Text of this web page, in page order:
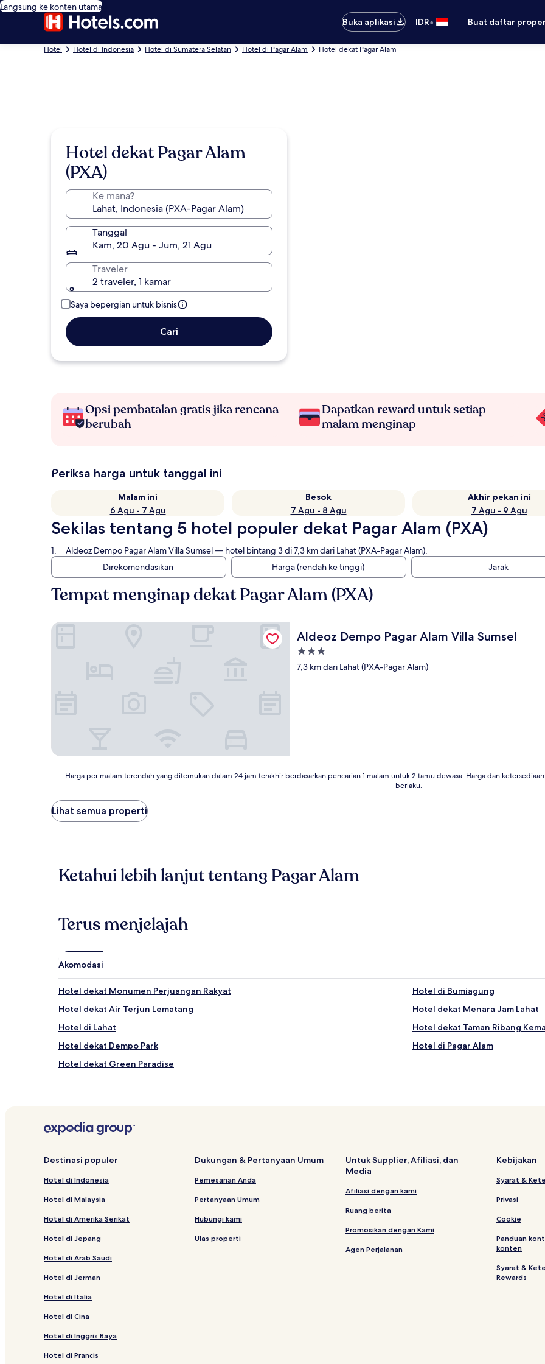
Langsung ke konten utama
Buka aplikasi
IDR• Buat daftar
Hotel Hotel di Indonesia Hotel di Sumatera Selatan Hotel di Pagar Alam Hotel dekat Pagar Alam
Hotel dekat Pagar Alam
(PXA)
Ke mana?
Tanggal
Kam, 20 Agu - Jum, 21 Agu
Traveler
2 traveler, 1 kamar
Saya bepergian untuk bisnis
Cari
Opsi pembatalan gratis jika rencana
berubah
Dapatkan reward untuk setiap
malam menginap
Periksa harga untuk tanggal ini
Malam ini
6 Agu - 7 Agu
Besok
7 Agu - 8 Agu
Akhir pekan ini
7 Agu - 9 Agu
Sekilas tentang 5 hotel populer dekat Pagar Alam (PXA)
Aldeoz Dempo Pagar Alam Villa Sumsel— hotel bintang 3 di 7,3 km dari Lahat (PXA-Pagar Alam).
Direkomendasikan
Harga (rendah ke tinggi) Jarak
Tempat menginap dekat Pagar Alam (PXA)
Aldeoz Dempo Pagar Alam Villa Sumsel
Aldeoz Dempo Pagar Alam Villa Sumsel
Properti
bintang
7,3 km dari Lahat (PXA-Pagar Alam)
Aldeoz Dempo Pagar Alam Villa Sumsel
Harga
terendah
yang
terakhir
malam
untuk
tamu
dewasa.
ketersediaan
dapat
berubah
sewaktu-
Ketentuan
tambahan
mungkin
Harga per malam terendah yang ditemukan dalam 24 jam terakhir berdasarkan pencarian 1 malam untuk 2 tamu dewasa. Harga dan
berlaku.
Lihat semua properti
Ketahui lebih lanjut tentang Pagar Alam
Terus menjelajah
Akomodasi
Hotel dekat Monumen Perjuangan Rakyat
Hotel di Bumiagung
Hotel dekat Air Terjun Lematang
Hotel dekat Menara Jam Lahat
Hotel di Lahat
Hotel dekat Taman Ribang
Hotel dekat Dempo Park
Hotel di Pagar Alam
Hotel dekat Green Paradise
Destinasi populer
Hotel di Indonesia
Hotel di Malaysia
Hotel di Amerika Serikat
Hotel di Jepang
Hotel di Arab Saudi
Hotel di Jerman
Hotel di Italia
Hotel di Cina
Hotel di Inggris Raya
Hotel di Prancis
Dukungan & Pertanyaan Umum
Pemesanan Anda
Pertanyaan Umum
Hubungi kami
Ulas properti
Untuk Supplier, Afiliasi, dan
Media
Afiliasi dengan kami
Ruang berita
Promosikan dengan Kami
Agen Perjalanan
Kebijakan
Syarat &
Privasi
Cookie
Panduan
konten
Syarat &
Rewards